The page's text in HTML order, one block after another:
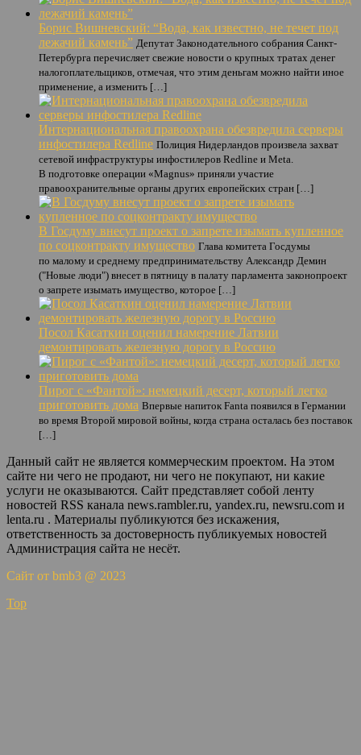
Борис Вишневский: “Вода, как известно, не течет под
лежачий камень” Депутат Законодательного собрания Санкт-
Петербурга перечисляет свежие новости о крупных тратах денег
налогоплательщиков, отмечая, что этим деньгам можно найти иное
применение, а изменить […]
Интернациональная правоохрана обезвредила серверы
инфостилера Redline Полиция Нидерландов произвела захват
сетевой инфраструктуры инфостилеров Redline и Meta.
В подготовке операции «Magnus» приняли участие
правоохранительные органы других европейских стран […]
В Госдуму внесут проект о запрете изымать купленное
по соцконтракту имущество Глава комитета Госдумы
по малому и среднему предпринимательству Александр Демин
("Новые люди") внесет в пятницу в палату парламента законопроект
о запрете изымать имущество, которое […]
Посол Касаткин оценил намерение Латвии
демонтировать железную дорогу в Россию
Пирог с «Фантой»: немецкий десерт, который легко
приготовить дома Впервые напиток Fanta появился в Германии
во время Второй мировой войны, когда страна осталась без поставок
[…]
Данный сайт не является коммерческим проектом. На этом
сайте ни чего не продают, ни чего не покупают, ни какие
услуги не оказываются. Сайт представляет собой ленту
новостей RSS канала news.rambler.ru, yandex.ru, newsru.com и
lenta.ru . Материалы публикуются без искажения,
ответственность за достоверность публикуемых новостей
Администрация сайта не несёт.
Сайт от bmb3 @ 2023
Top